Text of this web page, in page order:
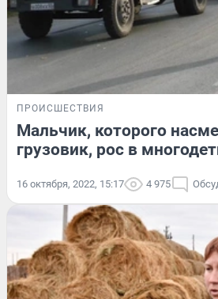
ПРОИСШЕСТВИЯ
Мальчик, которого
грузовик, рос в
16 октября, 2022, 15:17 4 975